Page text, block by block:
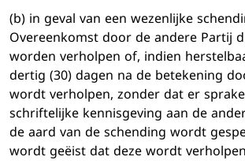
(b) in geval van een wezenlijke
Overeenkomst door de andere Partij
worden verholpen of, indien
dertig (30) dagen na de betekening
wordt verholpen, zonder dat er
schriftelijke kennisgeving aan de
de aard van de schending wordt
wordt geëist dat deze wordt